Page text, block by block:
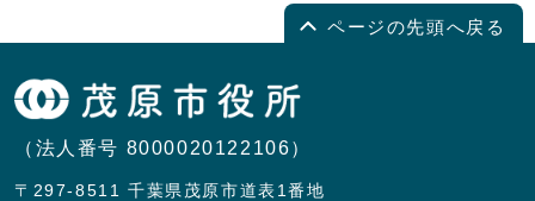
ページの先頭へ戻る
（法人番号 8000020122106）
〒297-8511 千葉県茂原市道表1番地